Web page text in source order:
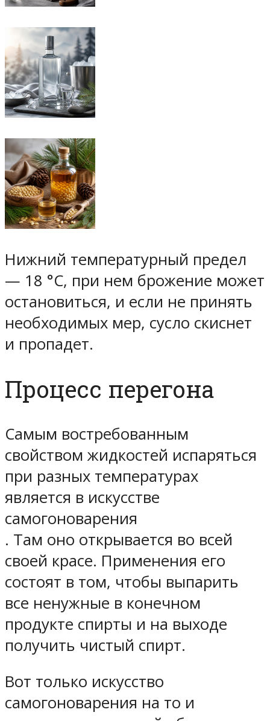
Нижний температурный предел
— 18 °C, при нем брожение может
остановиться, и если не принять
необходимых мер, сусло скиснет
и пропадет.
Процесс перегона
Самым востребованным
свойством жидкостей испаряться
при разных температурах
является в искусстве
самогоноварения
. Там оно открывается во всей
своей красе. Применения его
состоят в том, чтобы выпарить
все ненужные в конечном
продукте спирты и на выходе
получить чистый спирт.
Вот только искусство
самогоноварения на то и